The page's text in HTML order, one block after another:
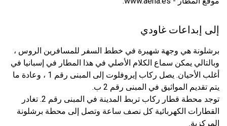
إلى إبداعات غاودي
برشلونة هي وجهة شهيرة في خطط السفر للمسافرين الروس ،
وبالتالي يمكن سماع الكلام الأصلي في هذا المطار في إسبانيا في
أغلب الأحيان. يصل ركاب إيروفلوت إلى المبنى رقم 1 ، وعادة ما
يتم تقديم المواثيق في المبنى رقم 2 ب.
توجد محطة قطار ركاب تربط المدينة في المبنى رقم 2. تغادر
القطارات الكهربائية كل نصف ساعة وتصل إلى محطة برشلونة
المركزية.